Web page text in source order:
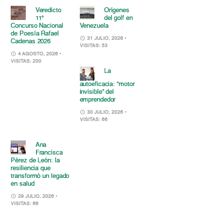
Veredicto
11°
Concurso Nacional
de Poesía Rafael
Cadenas 2026
4 AGOSTO, 2026 •
VISITAS: 200
Orígenes
del golf en
Venezuela
31 JULIO, 2026 •
VISITAS: 53
La
autoeficacia: “motor
invisible” del
emprendedor
30 JULIO, 2026 •
VISITAS: 66
Ana
Francisca
Pérez de León: la
resiliencia que
transformó un legado
en salud
29 JULIO, 2026 •
VISITAS: 66